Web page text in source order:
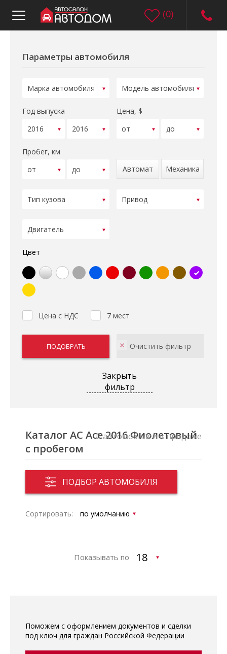
(0)
Параметры автомобиля
Год выпуска Цена, $
Пробег, км
Автомат
Механика
Цвет
Цена с НДС 7 мест
Закрыть
фильтр
Каталог AC Ace 2016 Фиолетовый
с пробегом
ПОДБОР АВТОМОБИЛЯ
0 автомобилей в продаже
Сортировать:
Показывать по
Поможем с оформлением документов и сделки
под ключ для граждан Российской Федерации